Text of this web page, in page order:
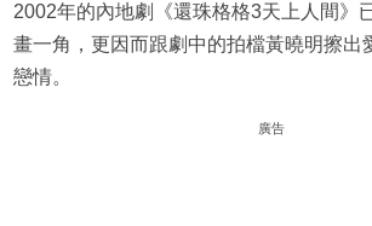
2002年的內地劇《還珠格格3天上人間》
畫一角，更因而跟劇中的拍檔黃曉明擦出
戀情。
廣告